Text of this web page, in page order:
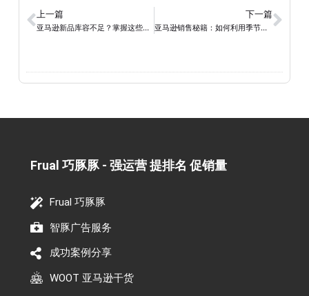
上一篇
亚马逊新品库容不足？掌握这些有效方法轻松解决问题！
下一篇
亚马逊销售秘籍：如何利用季节性产品实现销售额暴涨？
Frual 巧豚豚 - 强运营 提排名 促销量​
Frual 巧豚豚
智豚广告服务
成功案例分享
WOOT 亚马逊干货